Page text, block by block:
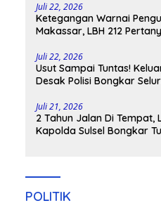
Juli 22, 2026
Ketegangan Warnai
Makassar, LBH 212
Polisi
Juli 22, 2026
Usut Sampai Tuntas!
Desak Polisi Bongkar
Juli 21, 2026
2 Tahun Jalan Di Tempat,
Kapolda Sulsel Bongkar
POLITIK